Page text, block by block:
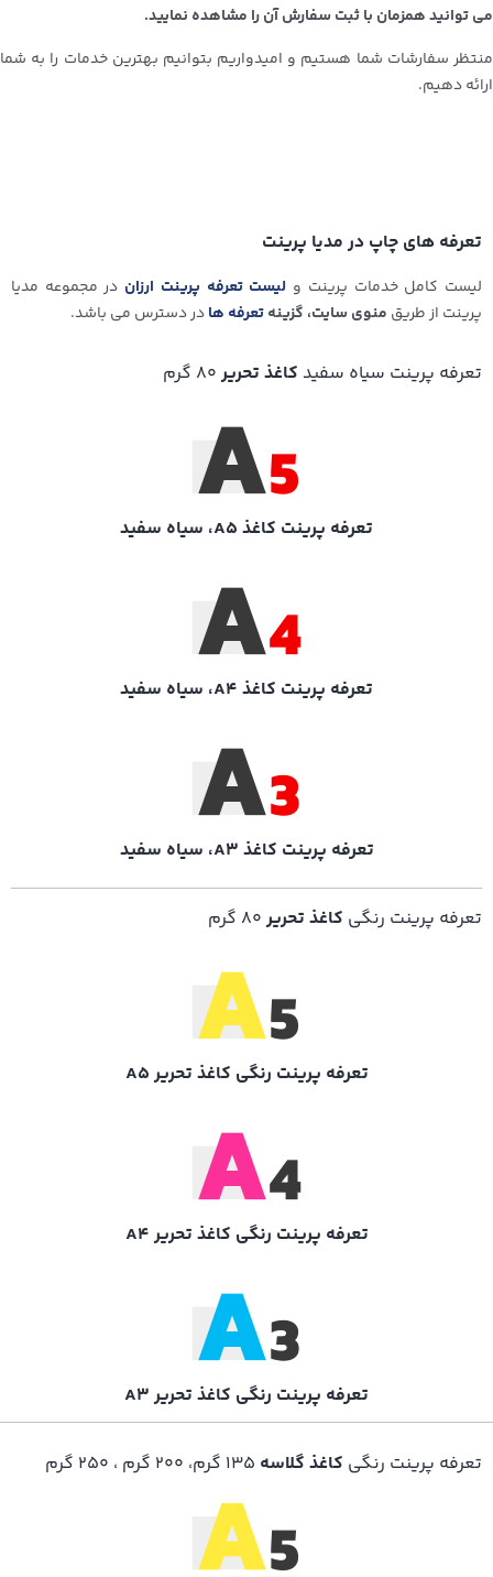
می توانید همزمان با ثبت سفارش آن را مشاهده نمایید.
منتظر سفارشات شما هستیم و امیدواریم بتوانیم بهترین خدمات را به شما
ارائه دهیم.
تعرفه های چاپ در مدیا پرینت
لیست کامل خدمات پرینت و لیست تعرفه پرینت ارزان در مجموعه مدیا
پرینت از طریق منوی سایت، گزینهتعرفه هادر دسترس می باشد.
تعرفه پرینت سیاه سفید کاغذ تحریر ۸۰ گرم
تعرفه پرینت کاغذ A5، سیاه سفید
تعرفه پرینت کاغذ A4، سیاه سفید
تعرفه پرینت کاغذ A3، سیاه سفید
تعرفه پرینت رنگی کاغذ تحریر ۸۰ گرم
تعرفه پرینت رنگی کاغذ تحریر A5
تعرفه پرینت رنگی کاغذ تحریر A4
تعرفه پرینت رنگی کاغذ تحریر A3
تعرفه پرینت رنگی کاغذ گلاسه ۱۳۵ گرم، ۲۰۰ گرم ، ۲۵۰ گرم